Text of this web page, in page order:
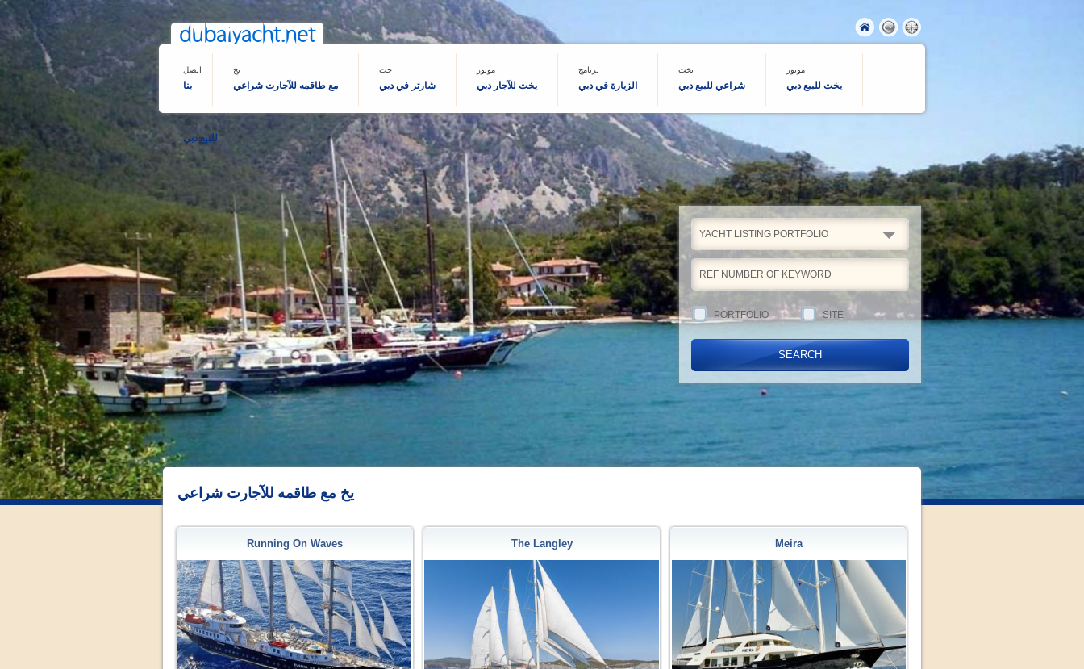
dubaiyacht.net
اتصل
بنا
يخ
مع طاقمه للآجارت شراعي
جت
شارتر في دبي
موتور
يخت للآجار دبي
برنامج
الزيارة في دبي
يخت
شراعي للبيع دبي
موتور
يخت للبيع دبي
يخت
للبيع دبي
YACHT LISTING PORTFOLIO
PORTFOLIO SITE
يخ مع طاقمه للآجارت شراعي
Running On Waves The Langley Meira